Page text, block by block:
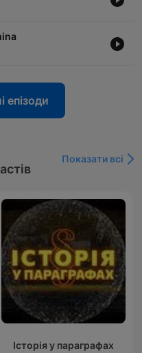
епізоди
Показати всі
Історія у параграфах